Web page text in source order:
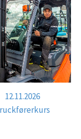
12.11.2026